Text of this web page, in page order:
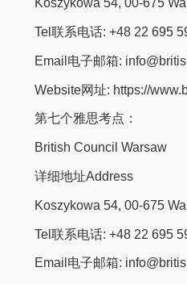
Koszykowa 54, 00-675
Tel联系电话: +48 22 695
Email电子邮箱:
Website网址: https://
第七个雅思考点：
British Council Warsaw
详细地址Address
Koszykowa 54, 00-675
Tel联系电话: +48 22 695
Email电子邮箱: